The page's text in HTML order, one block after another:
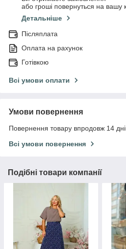
або гроші повернуться на вашу
Детальніше
Післяплата
Оплата на рахунок
Готівкою
Всі умови оплати
Умови повернення
Повернення товару впродовж 14
Всі умови повернення
Подібні товари компанії